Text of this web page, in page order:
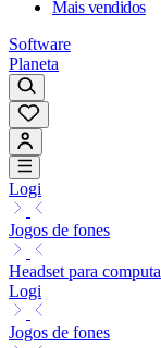
Mais vendidos
Software
Planeta
Logi
Jogos de fones
Headset para
Logi
Jogos de fones